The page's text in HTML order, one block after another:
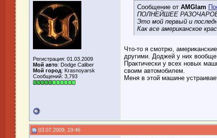
Регистрация: 01.03.2009
Мой авто: Dodge Caliber
Мой город: Krasnoyarsk
Сообщений: 3,793
Сообщение от AMGlam
ПОЛНЕЙШЕЕ
Это мой первый и
Как все американское
Что-то я смотрю,
другими. Доджей у них
Практически у всех новых
своим автомобилем.
Меня в этой машине
03.07.2009, 19:46